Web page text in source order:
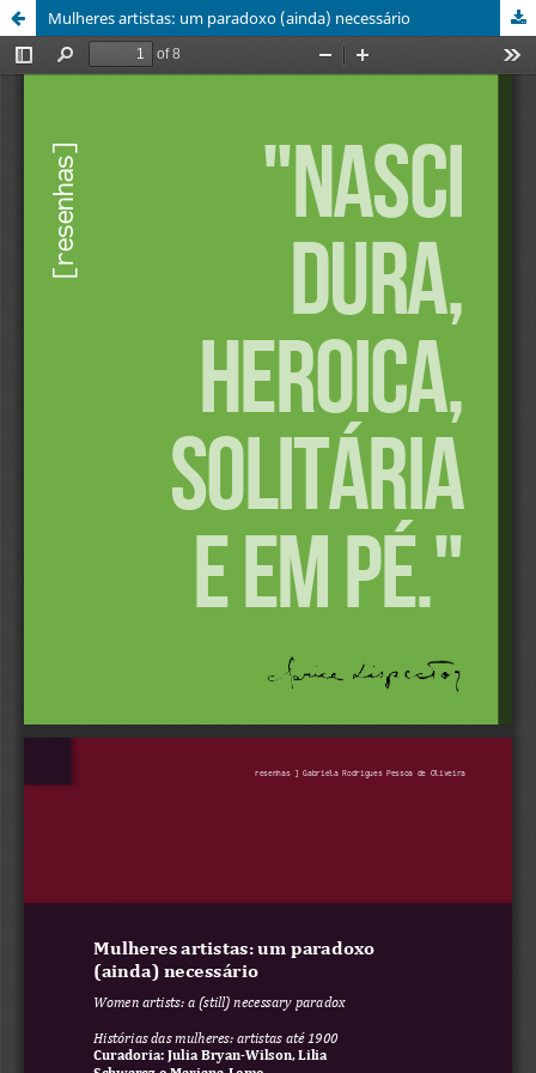
Mulheres artistas: um paradoxo (ainda) necessário